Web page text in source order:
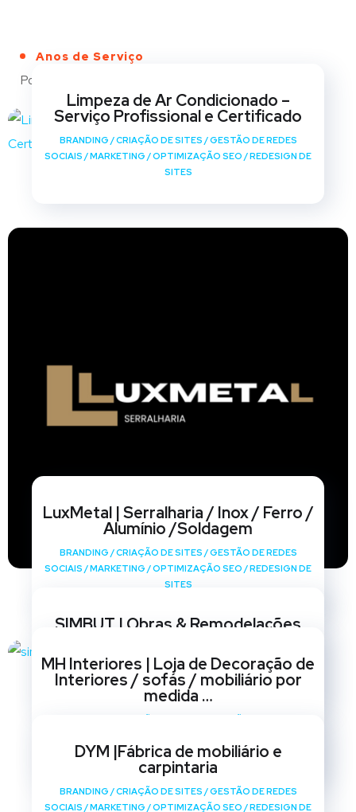
Anos de Serviço
Portfólio
Limpeza de Ar Condicionado –
Serviço Profissional e Certificado
BRANDING /CRIAÇÃO DE SITES /GESTÃO DE REDES
SOCIAIS /MARKETING /OPTIMIZAÇÃO SEO /REDESIGN DE
SITES
LuxMetal | Serralharia / Inox / Ferro /
Alumínio /Soldagem
BRANDING /CRIAÇÃO DE SITES /GESTÃO DE REDES
SOCIAIS /MARKETING /OPTIMIZAÇÃO SEO /REDESIGN DE
SITES
SIMBUT | Obras & Remodelações
SOCIAIS /MARKETING OPTIMIZAÇÃO SEO/ REDESIGN DE
SITES
MH Interiores | Loja de Decoração de
Interiores / sofás / mobiliário por
medida …
SITES
DYM |Fábrica de mobiliário e
carpintaria
BRANDING /CRIAÇÃO DE SITES /GESTÃO DE REDES
SOCIAIS /MARKETING /OPTIMIZAÇÃO SEO /REDESIGN DE